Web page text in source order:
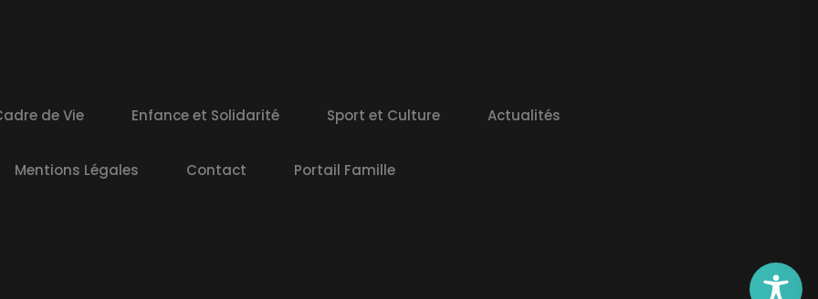
de Vie Enfance et Solidarité Sport et Culture Actualités
Mentions Légales Contact Portail Famille